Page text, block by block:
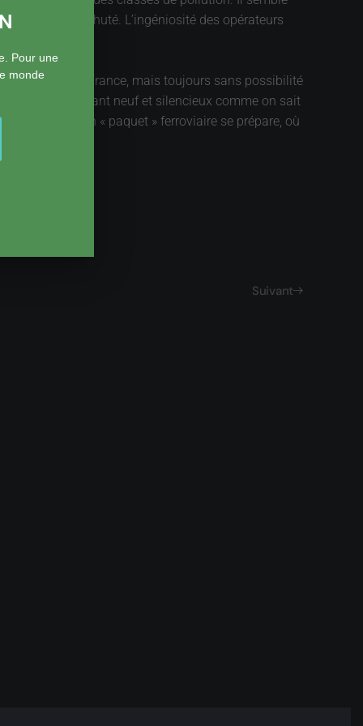
fortement chuté. L’ingéniosité des opérateurs
ferré de France, mais toujours sans possibilité
autre flambant neuf et silencieux comme on sait
au train. Un « paquet » ferroviaire se prépare, où
Suivant
Pour une
monde